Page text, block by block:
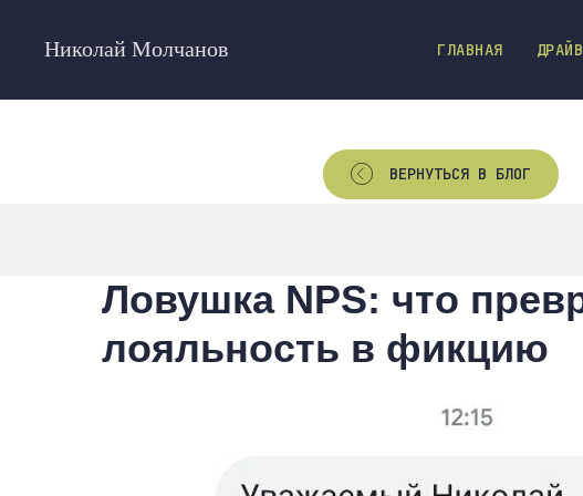
Николай Молчанов ГЛАВНАЯ
ВЕРНУТЬСЯ В БЛОГ
Ловушка NPS: что
лояльность в фикцию